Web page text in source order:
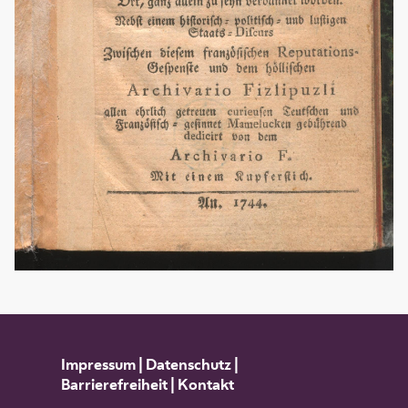
Impressum| Datenschutz|
Barrierefreiheit| Kontakt